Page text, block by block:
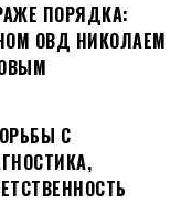
ПОРЯДКА:
ОВД НИКОЛАЕМ
С